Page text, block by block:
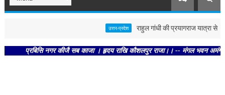
उत्तर-प्रदेश राहुल गांधी की प्रयागराज यात्रा से पहले
प्रबिसि नगर कीजै सब काजा । हृदय राखि कौशलपुर राजा।। -- मंगल भवन अमंगल